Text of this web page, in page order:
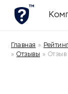
Главная »
» Отзывы »